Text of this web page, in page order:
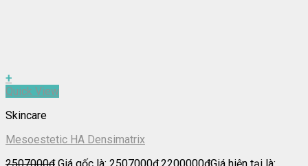
+
Quick View
Skincare
Mesoestetic HA Densimatrix